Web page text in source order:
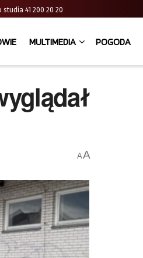
studia 41 200 20 20
MULTIMEDIA POGODA
AA